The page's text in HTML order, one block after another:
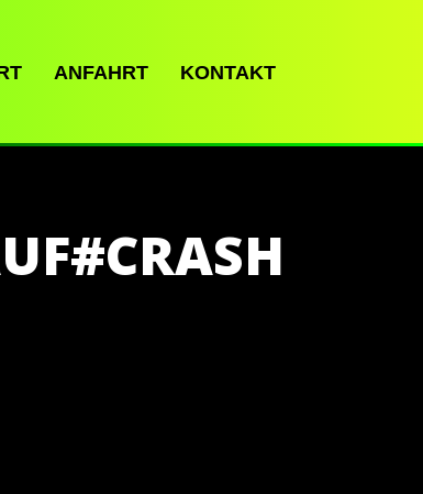
ANFAHRT KONTAKT